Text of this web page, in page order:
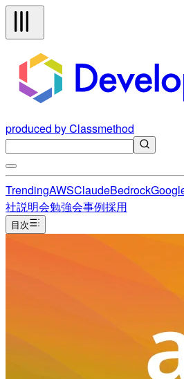
produced by Classmethod
TrendingAWSClaudeBedrock
社説明会勉強会事例採用
目次